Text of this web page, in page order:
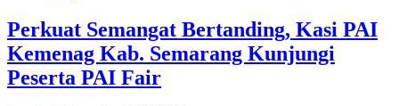
Perkuat Semangat Bertanding, Kasi PAI
Kemenag Kab. Semarang Kunjungi
Peserta PAI Fair